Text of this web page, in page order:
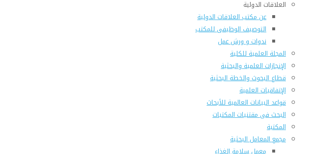
العلاقات الدولية
عن مكتب العلاقات الدولية
التوصيف الوظيفى للمكتب
ندوات و ورش عمل
المجلة العلمية للكلية
الإنجازات العلمية والبحثية
قطاع البحوث والخطة البحثية
الإتفاقيات العلمية
قواعد البيانات العالمية للأبحاث
البحث فى مقتنيات المكتبات
المكتبة
مجمع المعامل البحثية
معمل سلامة الغذاء